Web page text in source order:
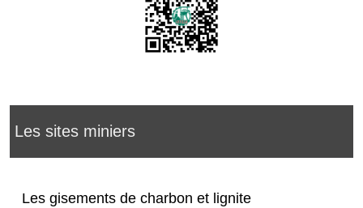
Les sites miniers
Les gisements de charbon et lignite